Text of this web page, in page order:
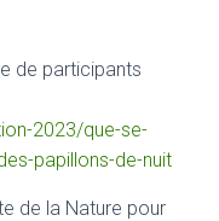
de participants
2023/que-se-
papillons-de-nuit
de la Nature pour